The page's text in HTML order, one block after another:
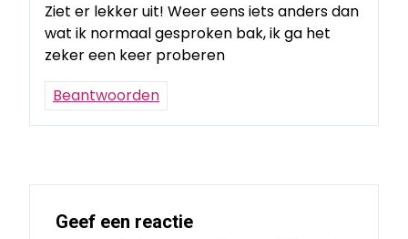
Ziet er lekker uit! Weer eens iets anders dan
wat ik normaal gesproken bak, ik ga het
zeker een keer proberen
Beantwoorden
Geef een reactie